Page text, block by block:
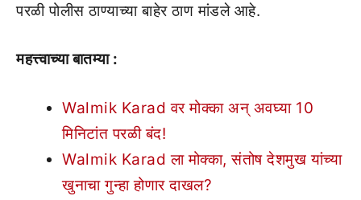
परळी पोलीस ठाण्याच्या बाहेर ठाण मांडले आहे.
महत्त्वाच्या बातम्या :
Walmik Karad वर मोक्का अन् अवघ्या 10
मिनिटांत परळी बंद!
Walmik Karad ला मोक्का, संतोष देशमुख यांच्या
खुनाचा गुन्हा होणार दाखल?